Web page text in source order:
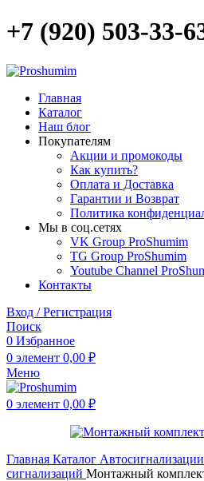
+7 (920) 503-33-
Главная
Каталог
Наш блог
Покупателям
Акции и промокоды
Как купить?
Оплата и Доставка
Гарантии и Возврат
Политика
Мы в соц.сетях
VK Group ProShumim
TG Group ProShumim
Youtube Channel
Контакты
Вход / Регистрация
Поиск
0 Избранное
0 элемент 0,00 ₽
Меню
0 элемент 0,00 ₽
Главная Каталог Автосигнализации
сигнализаций Монтажный